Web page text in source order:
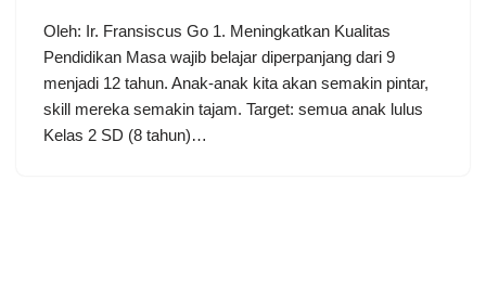
Oleh: Ir. Fransiscus Go 1. Meningkatkan Kualitas
Pendidikan Masa wajib belajar diperpanjang dari 9
menjadi 12 tahun. Anak-anak kita akan semakin pintar,
skill mereka semakin tajam. Target: semua anak lulus
Kelas 2 SD (8 tahun)…